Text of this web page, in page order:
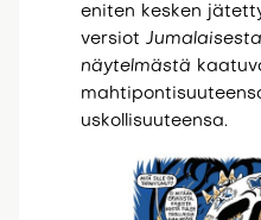
eniten kesken
versiot Jumalaisesta
näytelmästä
uskollisuuteensa.